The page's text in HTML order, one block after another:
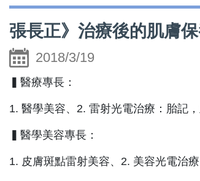
張長正》治療後的肌膚
2018/3/19
▍醫療專長：
1. 醫學美容、2. 雷射光電治療：胎記
醫學美容專長：
1. 皮膚斑點雷射美容、2. 美容光電治